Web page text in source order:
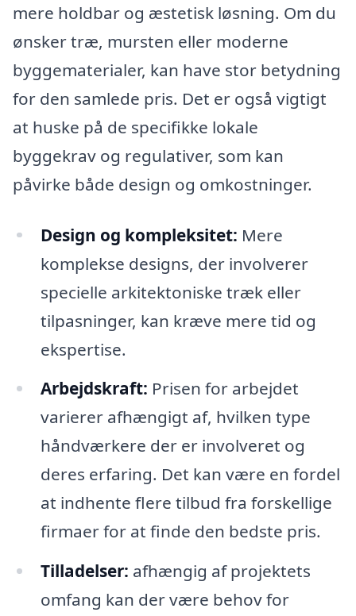
mere holdbar og æstetisk løsning. Om du
ønsker træ, mursten eller moderne
byggematerialer, kan have stor betydning
for den samlede pris. Det er også vigtigt
at huske på de specifikke lokale
byggekrav og regulativer, som kan
påvirke både design og omkostninger.
Design og kompleksitet: Mere
komplekse designs, der involverer
specielle arkitektoniske træk eller
tilpasninger, kan kræve mere tid og
ekspertise.
Arbejdskraft: Prisen for arbejdet
varierer afhængigt af, hvilken type
håndværkere der er involveret og
deres erfaring. Det kan være en fordel
at indhente flere tilbud fra forskellige
firmaer for at finde den bedste pris.
Tilladelser: afhængig af projektets
omfang kan der være behov for